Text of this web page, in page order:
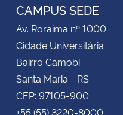
CAMPUS SEDE
Av. Roraima nº 1000
Cidade Universitária
Bairro Camobi
Santa Maria - RS
CEP: 97105-900
+55 (55) 3220-8000